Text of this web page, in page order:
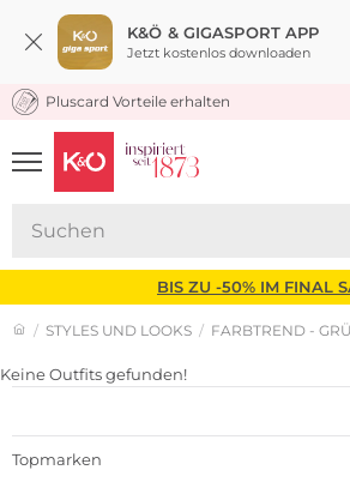
K&Ö & GIGASPORT APP
Jetzt kostenlos downloaden
KOSTENLOSER VERSAND* &
Pluscard Vorteile erhalten
UNSERE APP
CLICK &
BIS ZU -50% IM FINAL
STYLES UND LOOKS FARBTREND -
Keine Outfits gefunden!
Topmarken